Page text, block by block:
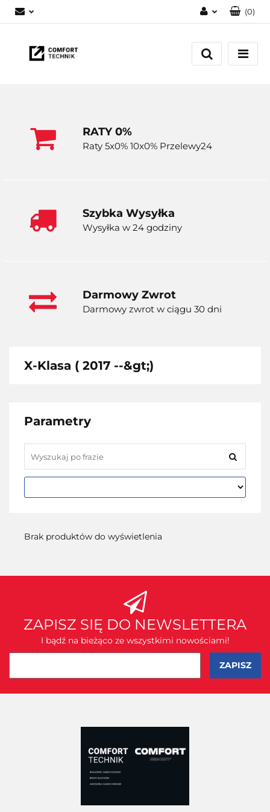
Zaloguj się
Zarejestruj się
(0)
RATY 0%
Raty 5x0% 10x0% Przelewy24
Szybka Wysyłka
Wysyłka w 24 godziny
Darmowy Zwrot
Darmowy zwrot w ciągu 30 dni
X-Klasa ( 2017 --&gt;)
Parametry
Brak produktów do wyświetlenia
ZAPISZ SIĘ DO NEWSLETTERA
I bądź na bieżąco ze wszystkimi nowościami!